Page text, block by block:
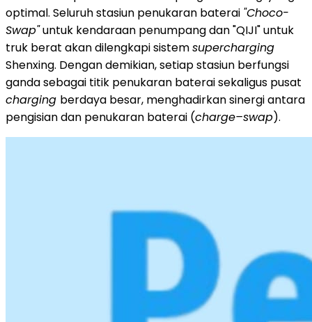
optimal. Seluruh stasiun penukaran baterai "Choco-
Swap"untuk kendaraan penumpang dan "QIJI" untuk
truk berat akan dilengkapi sistemsupercharging
Shenxing. Dengan demikian, setiap stasiun berfungsi
ganda sebagai titik penukaran baterai sekaligus pusat
charging berdaya besar, menghadirkan sinergi antara
pengisian dan penukaran baterai (charge–swap).